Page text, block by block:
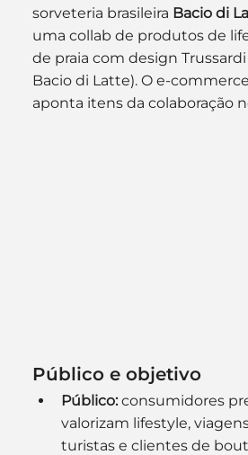
sorveteria brasileira Bacio di
uma collab de produtos de
de praia com design
Bacio di Latte). O e-
aponta itens da colaboração
Público e objetivo
Público: consumidores
valorizam lifestyle,
turistas e clientes de